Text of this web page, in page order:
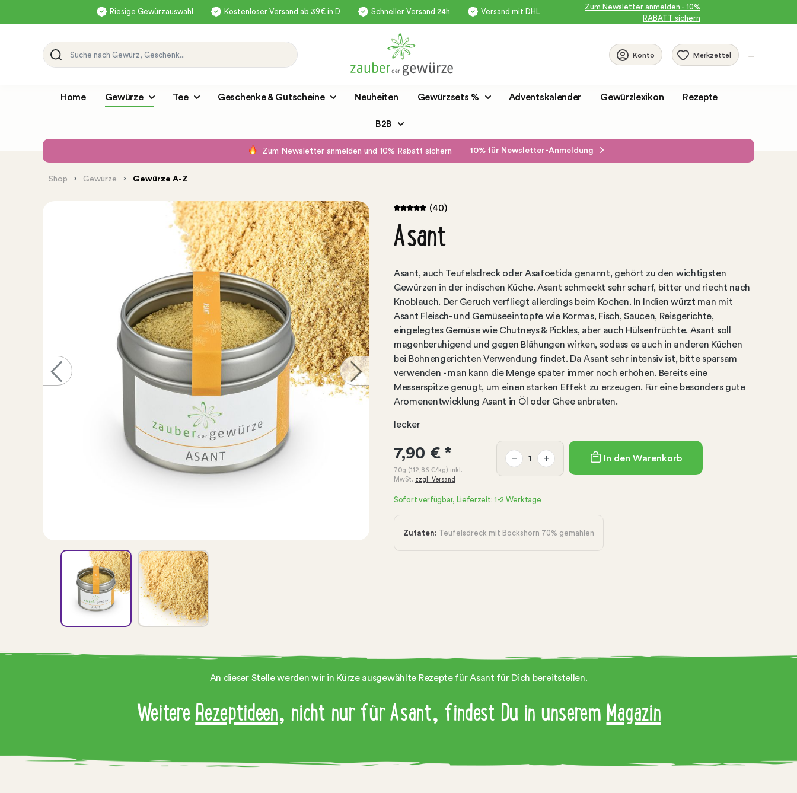
Riesige Gewürzauswahl Kostenloser Versand ab 39€ in D Schneller Versand 24h Versand mit DHL
Zum Newsletter anmelden - 10%
RABATT sichern
Konto Merkzettel
Home Gewürze Tee Geschenke & Gutscheine Neuheiten Gewürzsets % Adventskalender Gewürzlexikon Rezepte
B2B
Zum Newsletter anmelden und 10% Rabatt sichern 10% für Newsletter-Anmeldung
Shop Gewürze Gewürze A-Z
(40)
Asant
Asant, auch Teufelsdreck oder Asafoetida genannt, gehört zu den wichtigsten
Gewürzen in der indischen Küche. Asant schmeckt sehr scharf, bitter und riecht nach
Knoblauch. Der Geruch verfliegt allerdings beim Kochen. In Indien würzt man mit
Asant Fleisch- und Gemüseeintöpfe wie Kormas, Fisch, Saucen, Reisgerichte,
eingelegtes Gemüse wie Chutneys & Pickles, aber auch Hülsenfrüchte. Asant soll
magenberuhigend und gegen Blähungen wirken, sodass es auch in anderen Küchen
bei Bohnengerichten Verwendung findet. Da Asant sehr intensiv ist, bitte sparsam
verwenden - man kann die Menge später immer noch erhöhen. Bereits eine
Messerspitze genügt, um einen starken Effekt zu erzeugen. Für eine besonders gute
Aromenentwicklung Asant in Öl oder Ghee anbraten.
lecker
7,90 €*
70g (112,86 €/kg) inkl.
MwSt. zzgl. Versand
In den Warenkorb
Sofort verfügbar, Lieferzeit: 1-2 Werktage
Zutaten: Teufelsdreck mit Bockshorn 70% gemahlen
An dieser Stelle werden wir in Kürze ausgewählte Rezepte für Asant für Dich bereitstellen.
WeitereRezeptideen, nicht nur für Asant, findest Du in unseremMagazin